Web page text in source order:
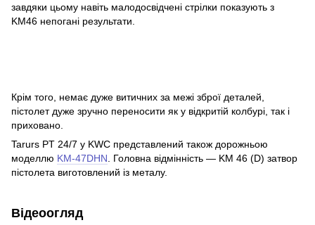
завдяки цьому навіть малодосвідчені стрілки показують з
KM46 непогані результати.
Крім того, немає дуже витичних за межі зброї деталей,
пістолет дуже зручно переносити як у відкритій колбурі, так і
приховано.
Tarurs PT 24/7 у KWC представлений також дорожньою
моделлю KM-47DHN . Головна відмінність — KM 46 (D) затвор
пістолета виготовлений із металу.
Відеоогляд